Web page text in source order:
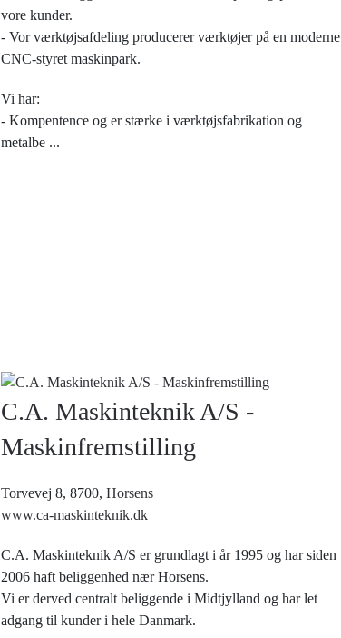
vore kunder.
- Vor værktøjsafdeling producerer værktøjer på en moderne
CNC-styret maskinpark.
Vi har:
- Kompentence og er stærke i værktøjsfabrikation og
metalbe ...
C.A. Maskinteknik A/S -
Maskinfremstilling
Torvevej 8, 8700, Horsens
www.ca-maskinteknik.dk
C.A. Maskinteknik A/S er grundlagt i år 1995 og har siden
2006 haft beliggenhed nær Horsens.
Vi er derved centralt beliggende i Midtjylland og har let
adgang til kunder i hele Danmark.